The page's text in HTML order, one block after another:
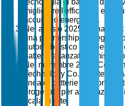
tecnologia di batteria di
migliorare l'efficienza e la
accumulo energetico.
Nel agosto 2025,
una partnership strategica
automobilistico europeo per
batterie avanzati su misura
Nel novembre 2025,
Technology Co., Limited
linea di batterie agli ioni di
progettate per applicazioni
scala di rete.